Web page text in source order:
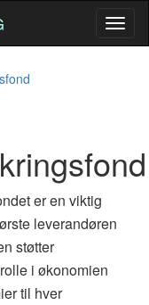
er en viktig
leverandøren
støtter
i økonomien
til hver